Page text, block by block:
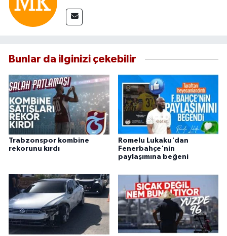
Bunlar da ilginizi çekebilir
Trabzonspor kombine
rekorunu kırdı
Romelu Lukaku'dan
Fenerbahçe'nin
paylaşımına beğeni